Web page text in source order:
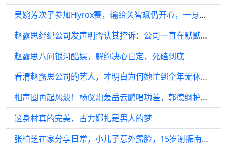
吴婉芳次子参加Hyrox赛，输给关智斌仍开心，一身健壮肌肉好魁梧
赵露思经纪公司发声明否认其控诉：公司一直在默默承受巨大压力。赵露思转发带上绿茶表情：默默承受是在业内到处说我装病吗？
赵露思八问银河酷娱，解约决心已定，死磕到底
看清赵露思公司的艺人，才明白为何她忙到全年无休，压力大到失语
相声圈再起风波！杨仪炮轰岳云鹏唱功差，郭德纲护徒反击，刘德华被牵连
这身材真的完美，古力娜扎是男人的梦
张柏芝在家分享日常，小儿子意外露脸，15岁谢振南对着镜头秀肌肉